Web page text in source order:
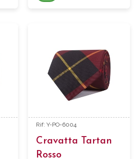
Rif: Y-PO-6004
Cravatta Tartan
Rosso